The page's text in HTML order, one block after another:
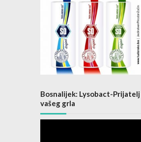
Bosnalijek: Lysobact-Prijatelj
vašeg grla